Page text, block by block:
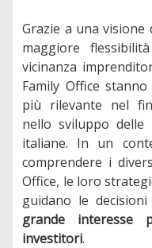
Grazie a una
maggiore
vicinanza
Family Office
più rilevante nel
nello sviluppo delle
italiane. In un
comprendere i
Office, le loro
guidano le
grande interesse
investitori.